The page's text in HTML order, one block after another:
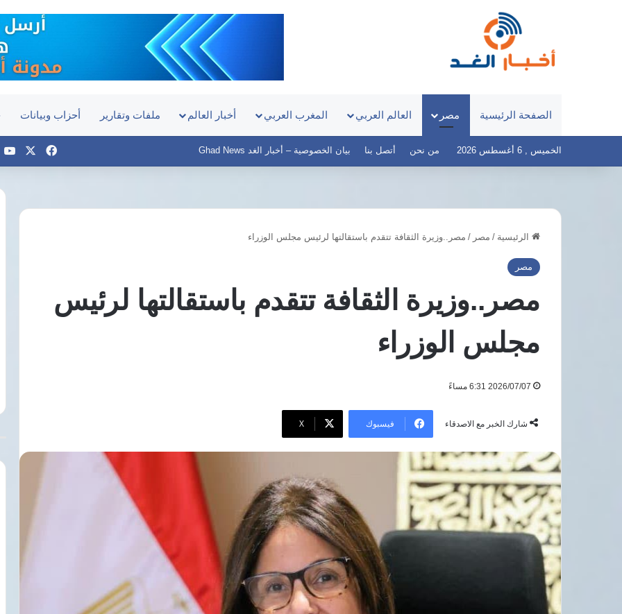
الصفحة الرئيسية مصر العالم العربي المغرب العربي أخبار العالم ملفات وتقارير أحزاب وبيانات
الخميس , 6 أغسطس 2026 من نحن أتصل بنا بيان الخصوصية – أخبار الغد Ghad News فيسبوك
الرئيسية / مصر / مصر..وزيرة الثقافة تتقدم باستقالتها لرئيس مجلس الوزراء
مصر
مصر..وزيرة الثقافة تتقدم باستقالتها لرئيس
مجلس الوزراء
2026/07/07 6:31 مساءً
شارك الخبر مع الاصدقاء فيسبوك ‫X
تتناول
المستجدات
مباحثات مصرية قطرية تتناول
طرابزون
احتفالًا